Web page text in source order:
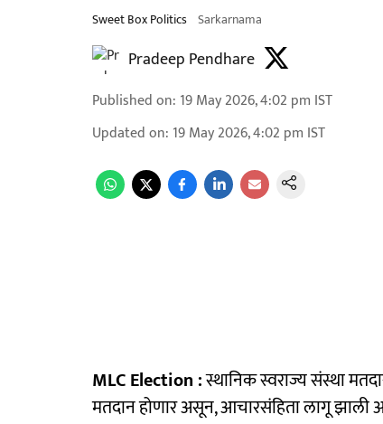
Sweet Box Politics Sarkarnama
Pradeep Pendhare
Published on: 19 May 2026, 4:02 pm IST
Updated on: 19 May 2026, 4:02 pm IST
MLC Election :स्थानिक स्वराज्य संस्था
मतदान होणार असून, आचारसंहिता लागू झाली